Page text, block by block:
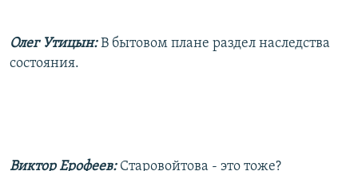
Олег Утицын:В бытовом плане раздел наследства
состояния.
Виктор Ерофеев: Старовойтова - это тоже?